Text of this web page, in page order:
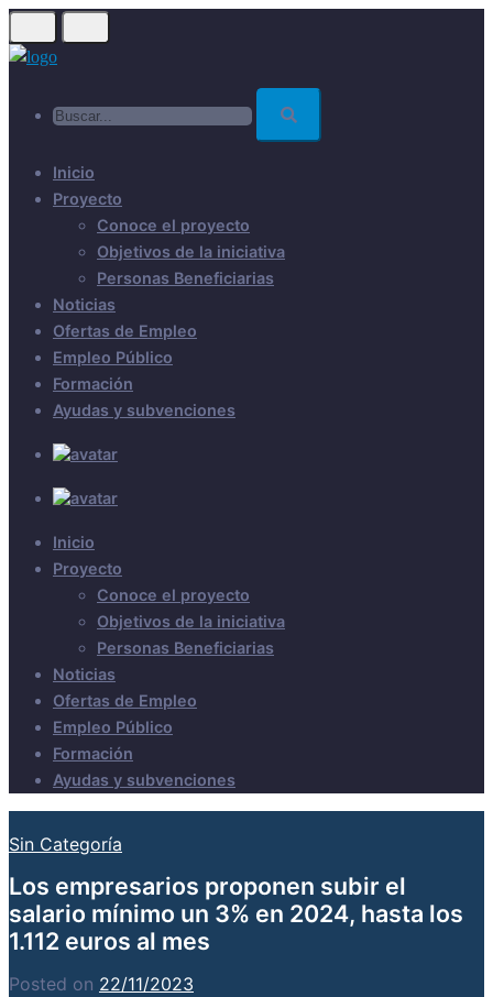
Skip
to
Inicio
Proyecto
Conoce el proyecto
Objetivos de la iniciativa
Personas Beneficiarias
Noticias
Ofertas de Empleo
Empleo Público
Formación
Ayudas y subvenciones
Inicio
Proyecto
Conoce el proyecto
Objetivos de la iniciativa
Personas Beneficiarias
Noticias
Ofertas de Empleo
Empleo Público
Formación
Ayudas y subvenciones
Sin Categoría
Los empresarios proponen subir el
salario mínimo un 3% en 2024, hasta los
1.112 euros al mes
Posted on 22/11/2023